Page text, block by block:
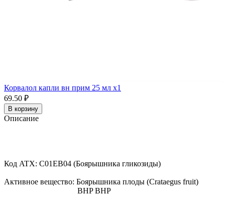
Корвалол капли вн прим 25 мл x1
69.50 ₽
В корзину
Описание
Код ATX: C01EB04 (Боярышника гликозиды)
Активное вещество: Боярышника плоды (Crataegus fruit)
BHPBHP